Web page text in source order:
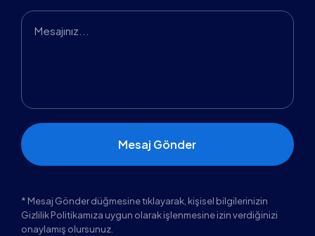
* Mesaj Gönder düğmesine tıklayarak, kişisel bilgilerinizin
Gizlilik Politikamıza uygun olarak işlenmesine izin verdiğinizi
onaylamış olursunuz.